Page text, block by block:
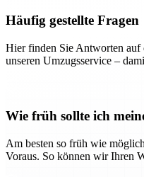
Häufig gestellte Fragen
Hier finden Sie Antworten auf
unseren Umzugsservice –
Wie früh sollte ich
Am besten so früh wie
Voraus. So können wir Ihren